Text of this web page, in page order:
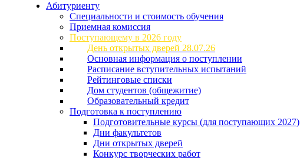
Абитуриенту
Специальности и стоимость обучения
Приемная комиссия
Поступающему в 2026 году
День открытых дверей 28.07.26
Основная информация о поступлении
Расписание вступительных испытаний
Рейтинговые списки
Дом студентов (общежитие)
Образовательный кредит
Подготовка к поступлению
Подготовительные курсы (для поступающих 2027)
Дни факультетов
Дни открытых дверей
Конкурс творческих работ